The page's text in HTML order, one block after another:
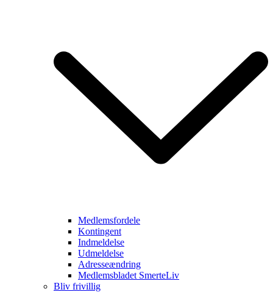
Medlemsfordele
Kontingent
Indmeldelse
Udmeldelse
Adresseændring
Medlemsbladet SmerteLiv
Bliv frivillig